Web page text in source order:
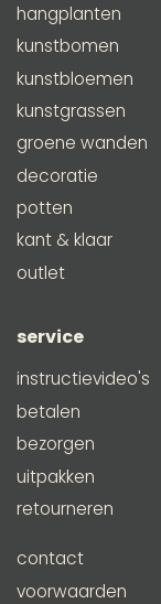
hangplanten
kunstbomen
kunstbloemen
kunstgrassen
groene wanden
decoratie
potten
kant & klaar
outlet
service
instructievideo's
betalen
bezorgen
uitpakken
retourneren
contact
voorwaarden